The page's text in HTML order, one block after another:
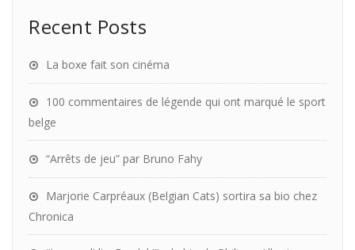
Recent Posts
La boxe fait son cinéma
100 commentaires de légende qui ont marqué le sport
belge
“Arrêts de jeu” par Bruno Fahy
Marjorie Carpréaux (Belgian Cats) sortira sa bio chez
Chronica